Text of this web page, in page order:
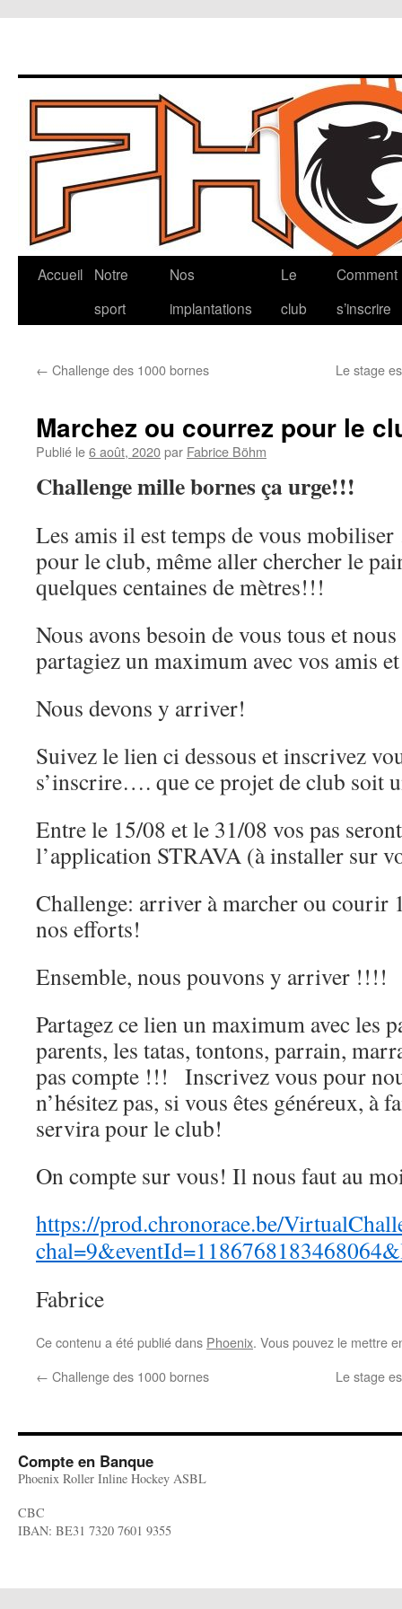
Aller
Accueil
Notre
sport
Nos
implantations
Le
club
Comment
s’inscrire
← Challenge des 1000 bornes Le stage
Marchez ou courrez pour le
Publié le6 août, 2020par Fabrice Böhm
Challenge mille bornes ça urge!!!
Les amis il est temps de vous
pour le club, même aller chercher le
quelques centaines de mètres!!!
Nous avons besoin de vous tous et
partagiez un maximum avec vos amis
Nous devons y arriver!
Suivez le lien ci dessous et inscrivez
s’inscrire…. que ce projet de club soit
Entre le 15/08 et le 31/08 vos pas
l’application STRAVA (à installer sur
Challenge: arriver à marcher ou courir
nos efforts!
Ensemble, nous pouvons y arriver !!!!
Partagez ce lien un maximum avec les
parents, les tatas, tontons, parrain,
pas compte !!! Inscrivez vous pour
n’hésitez pas, si vous êtes généreux, à
servira pour le club!
On compte sur vous! Il nous faut au
https://prod.chronorace.be/
Fabrice
Ce contenu a été publié dans Phoenix. Vous pouvez le mettre
← Challenge des 1000 bornes Le stage
Compte en Banque
Phoenix Roller Inline Hockey ASBL
CBC
IBAN: BE31 7320 7601 9355